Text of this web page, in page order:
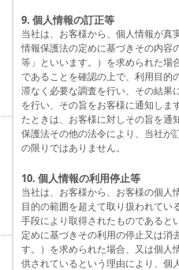
9. 個人情報の訂正等
当社は、お客様から、個人情報が真
情報保護法の定めに基づきその内容
等」といいます。）を求められた場
であることを確認の上で、利用目的
滞なく必要な調査を行い、その結果
を行い、その旨をお客様に通知しま
たときは、お客様に対しその旨を通
保護法その他の法令により、当社が
の限りではありません。
10. 個人情報の利用停止等
当社は、お客様から、お客様の個人
目的の範囲を超えて取り扱われてい
手段により取得されたものであると
定めに基づきその利用の停止又は消
す。）を求められた場合、又は個人
供されているという理由により、個